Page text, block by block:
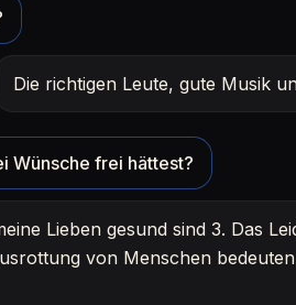
Die richtigen Leute, gute Musik
Wünsche frei hättest?
Lieben gesund sind 3. Das
von Menschen